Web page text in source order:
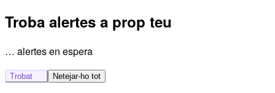
Troba alertes a prop teu
… alertes en espera
Trobat Netejar-ho tot